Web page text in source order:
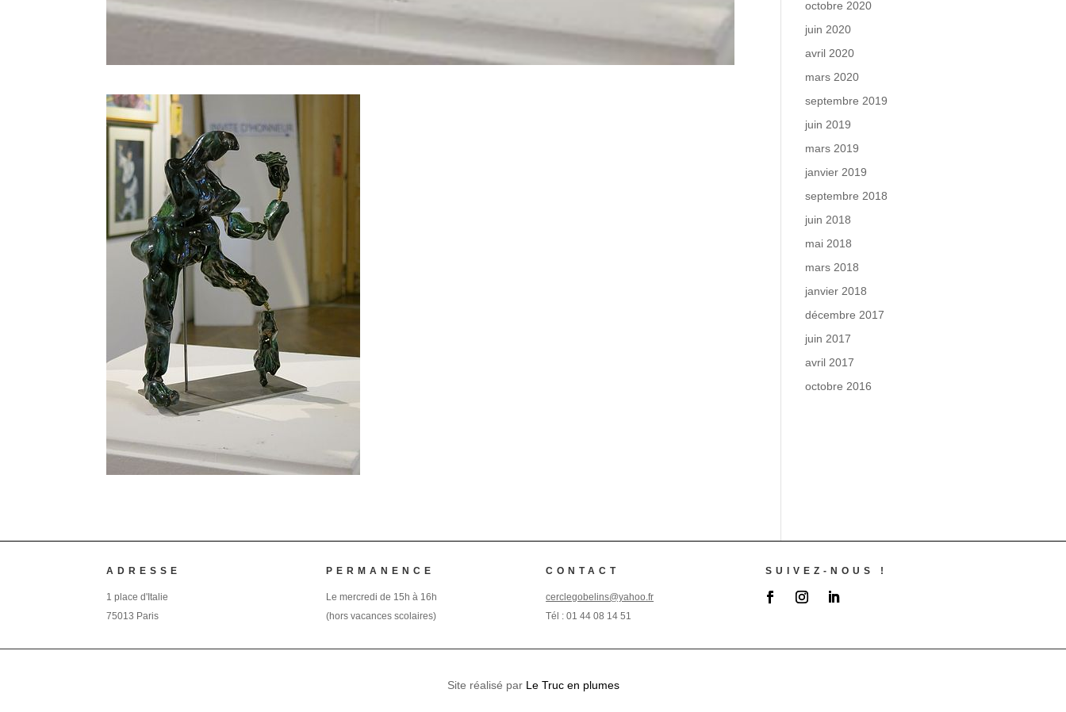
octobre 2020
juin 2020
avril 2020
mars 2020
septembre 2019
juin 2019
mars 2019
janvier 2019
septembre 2018
juin 2018
mai 2018
mars 2018
janvier 2018
décembre 2017
juin 2017
avril 2017
octobre 2016
ADRESSE
1 place d'Italie
75013 Paris
PERMANENCE
Le mercredi de 15h à 16h
(hors vacances scolaires)
CONTACT
cerclegobelins@yahoo.fr
Tél :01 44 08 14 51
SUIVEZ-NOUS !
Site réalisé par Le Truc en plumes